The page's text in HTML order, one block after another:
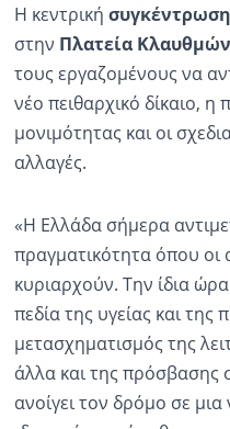
Η κεντρική συγκέντρωση
στην Πλατεία
τους εργαζομένους να
νέο πειθαρχικό δίκαιο,
μονιμότητας και οι
αλλαγές.
«Η Ελλάδα σήμερα
πραγματικότητα όπου οι
κυριαρχούν. Την ίδια ώρα
πεδία της υγείας και της
μετασχηματισμός της
άλλα και της πρόσβασης
ανοίγει τον δρόμο σε